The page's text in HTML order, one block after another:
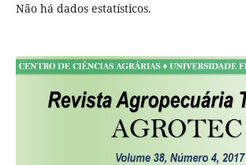
Não há dados estatísticos.